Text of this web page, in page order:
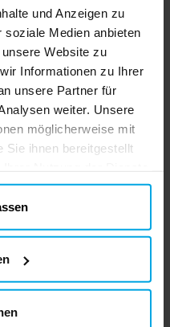
und Anzeigen zu
soziale Medien anbieten
Website zu
Informationen zu Ihrer
unsere Partner für
weiter. Unsere
möglicherweise mit
Sie ihnen bereitgestellt
können Sie jederzeit.